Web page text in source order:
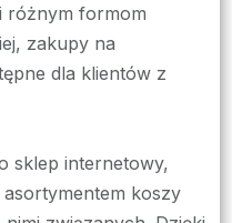
różnym formom
zakupy na
dla klientów z
sklep internetowy,
koszy